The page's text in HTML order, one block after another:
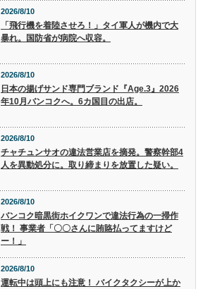
2026/8/10
「飛行機を着陸させろ！」タイ軍人が機内で大
暴れ。国防省が病院へ収容。
2026/8/10
日本の揚げサンド専門ブランド『Age.3』2026
年10月バンコクへ。6カ国目の出店。
2026/8/10
チャチュンサオの違法営業店を摘発。警察幹部4
人を異動処分に。取り締まりを放置した疑い。
2026/8/10
バンコク暗黒街ホイクワンで違法行為の一掃作
戦！ 事業者「〇〇さんに賄賂払ってますけど
ー！」
2026/8/10
運転中は頭上にも注意！ バイクタクシーが上か